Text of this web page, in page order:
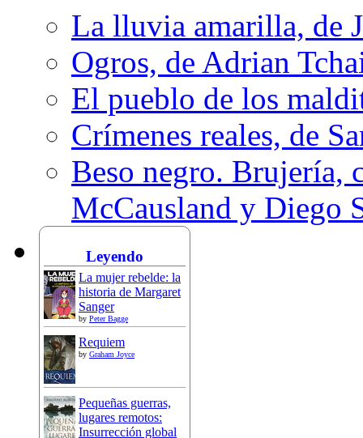
La lluvia amarilla, de
Ogros, de Adrian
El pueblo de los
Crímenes reales, de
Beso negro. Brujería,
McCausland y Diego
Leyendo
La mujer rebelde: la
historia de Margaret
Sanger
by Peter Bagge
Requiem
by Graham Joyce
Pequeñas guerras,
lugares remotos:
Insurrección global